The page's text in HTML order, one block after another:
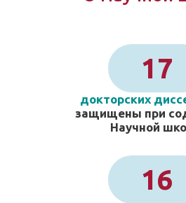
17
докторских
защищены при
Научной
16